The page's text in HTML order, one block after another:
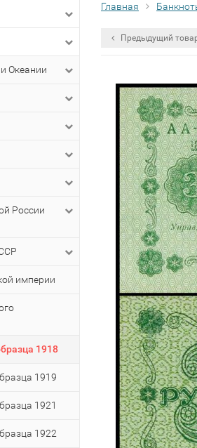
Океании
России
империи
1918
1919
1921
1922
Главная
Предыдущий